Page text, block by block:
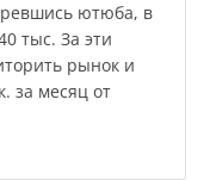
ютюба, в
тыс. За эти
рынок и
за месяц от